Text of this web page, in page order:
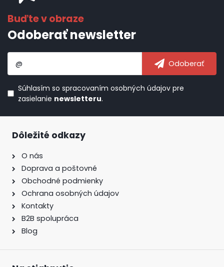
Odoberať newsletter
Súhlasím sospracovaním osobných údajov pre
zasielanie newsletteru.
Dôležité odkazy
O nás
Doprava a poštovné
Obchodné podmienky
Ochrana osobných údajov
Kontakty
B2B spolupráca
Blog